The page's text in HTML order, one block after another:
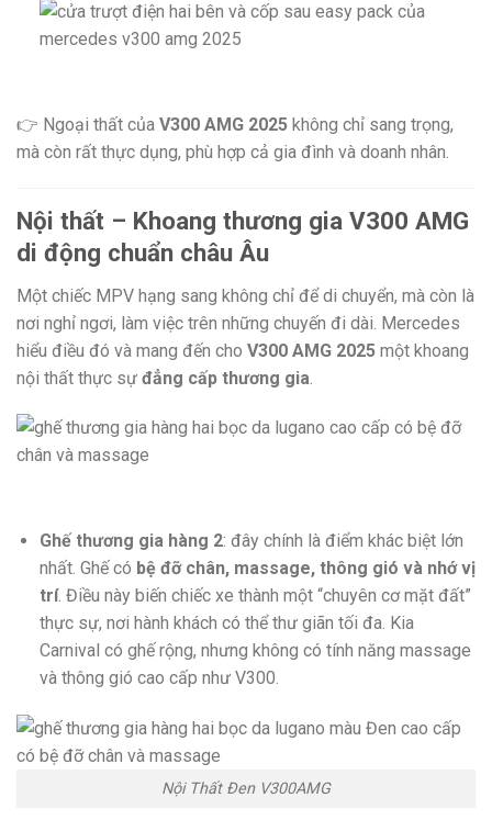
👉 Ngoại thất của V300 AMG 2025 không chỉ sang trọng,
mà còn rất thực dụng, phù hợp cả gia đình và doanh nhân.
Nội thất – Khoang thương gia V300 AMG
di động chuẩn châu Âu
Một chiếc MPV hạng sang không chỉ để di chuyển, mà còn là
nơi nghỉ ngơi, làm việc trên những chuyến đi dài. Mercedes
hiểu điều đó và mang đến cho V300 AMG 2025 một khoang
nội thất thực sự đẳng cấp thương gia
Ghế thương gia hàng 2: đây chính là điểm khác biệt lớn
nhất. Ghế có bệ đỡ chân, massage, thông gió và nhớ vị
trí. Điều này biến chiếc xe thành một “chuyên cơ mặt đất”
thực sự, nơi hành khách có thể thư giãn tối đa. Kia
Carnival có ghế rộng, nhưng không có tính năng massage
và thông gió cao cấp như V300.
Nội Thất Đen V300AMG